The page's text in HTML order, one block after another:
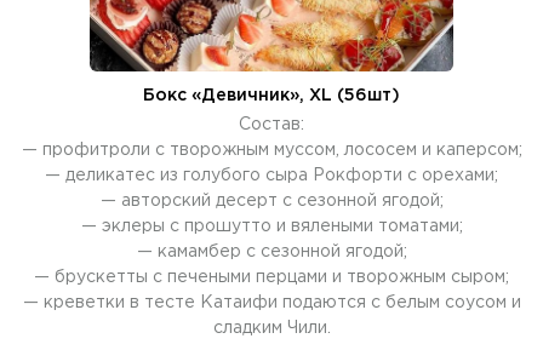
Бокс «Девичник», XL (56шт)
Состав:
— профитроли с творожным муссом, лососем и каперсом;
— деликатес из голубого сыра Рокфорти с орехами;
— авторский десерт с сезонной ягодой;
— эклеры с прошутто и вялеными томатами;
— камамбер с сезонной ягодой;
— брускетты с печеными перцами и творожным сыром;
— креветки в тесте Катаифи подаются с белым соусом и
сладким Чили.